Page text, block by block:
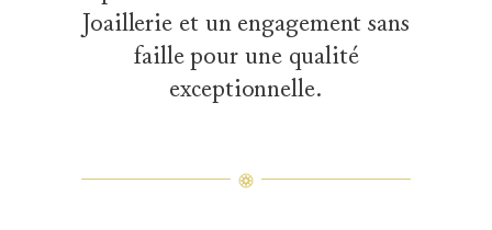
Joaillerie et un engagement sans
faille pour une qualité
exceptionnelle.